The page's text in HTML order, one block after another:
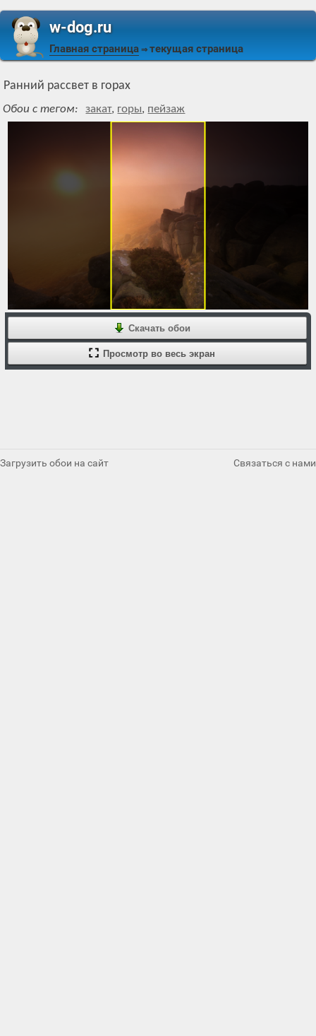
w-dog.ru
Главная страница ⇒ текущая страница
Ранний рассвет в горах
Обои с тегом: закат, горы, пейзаж
Скачать обои
Просмотр во весь экран
Загрузить обои на сайт Связаться с нами